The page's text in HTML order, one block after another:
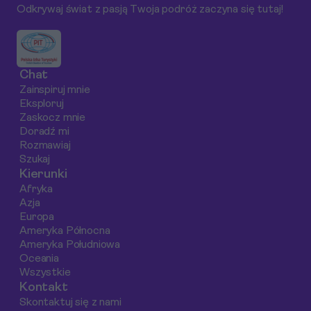
noclegach oraz
najważniejszych
atrakcjach.
Przeznaczając czas
na spacer w La Zona
Colonial, poczujesz
prawdziwego ducha
tego miasta, a także
dowiesz się o
najlepszych
miejscach do spania,
które odpowiadają
różnym budżetom i
potrzebom
turystycznym.
swojej podróży.
metropolii pełnej
Odkrywaj świat z pasją Twoja podróż zaczyna się tutaj!
Chat
Zainspiruj mnie
Eksploruj
Zaskocz mnie
Doradź mi
Rozmawiaj
Szukaj
Kierunki
Afryka
Azja
Europa
Ameryka Północna
Ameryka Południowa
Oceania
Wszystkie
Kontakt
Skontaktuj się z nami